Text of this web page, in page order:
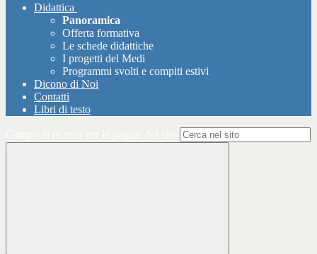
Didattica
Panoramica
Offerta formativa
Le schede didattiche
I progetti del Medi
Programmi svolti e compiti estivi
Dicono di Noi
Contatti
Libri di testo